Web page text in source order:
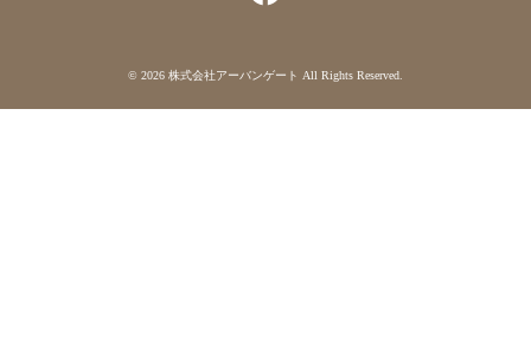
© 2026 株式会社アーバンゲート All Rights Reserved.